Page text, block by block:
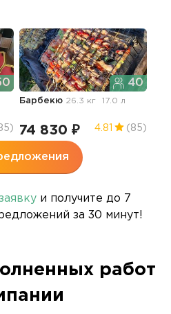
40
Барбекю 26.3 кг 17.0 л
74 830 ₽ 4.81 (85)
и получите до 7
за 30 минут!
работ